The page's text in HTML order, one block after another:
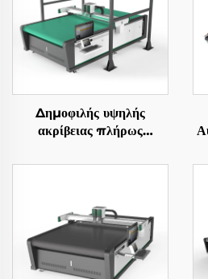
Δημοφιλής υψηλής
ακρίβειας πλήρως
κοπής δερμάτων